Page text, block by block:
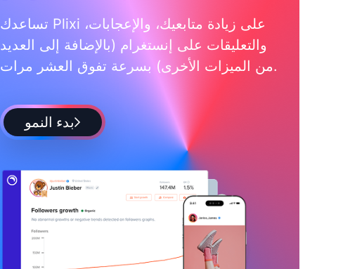
تساعدك Plixi على زيادة متابعيك، والإعجابات،
والتعليقات على إنستغرام (بالإضافة إلى العديد
من الميزات الأخرى) بسرعة تفوق العشر مرات.
بدء النمو